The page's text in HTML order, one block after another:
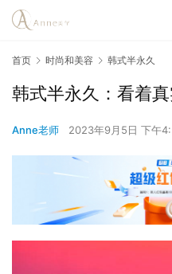
首页 时尚和美容 韩式半永久
韩式半永久：看着真
Anne老师 2023年9月5日 下午